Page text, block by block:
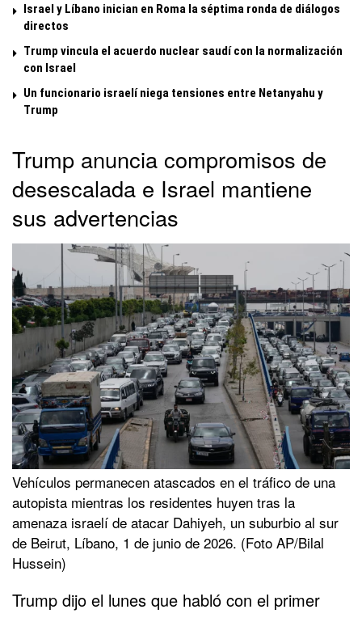
Israel y Líbano inician en Roma la séptima ronda de diálogos
directos
Trump vincula el acuerdo nuclear saudí con la normalización
con Israel
Un funcionario israelí niega tensiones entre Netanyahu y
Trump
Trump anuncia compromisos de
desescalada e Israel mantiene
sus advertencias
Vehículos permanecen atascados en el tráfico de una
autopista mientras los residentes huyen tras la
amenaza israelí de atacar Dahiyeh, un suburbio al sur
de Beirut, Líbano, 1 de junio de 2026. (Foto AP/Bilal
Hussein)
Trump dijo el lunes que habló con el primer